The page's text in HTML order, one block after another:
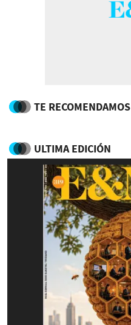
TE RECOMENDAMOS
ULTIMA EDICIÓN